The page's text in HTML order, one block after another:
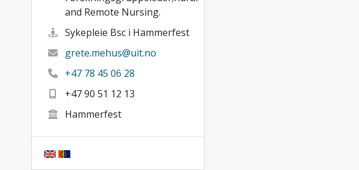
and Remote Nursing.
Sykepleie Bsc i Hammerfest
grete.mehus@uit.no
+47 78 45 06 28
+47 90 51 12 13
Hammerfest